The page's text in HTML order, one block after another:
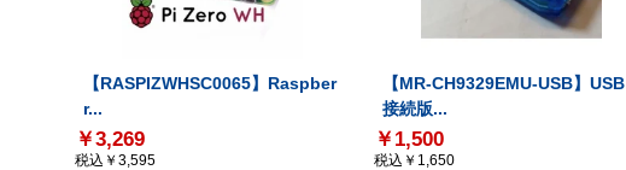
【RASPIZWHSC0065】Raspber
r...
￥3,269
税込￥3,595
【MR-CH9329EMU-USB】USB
接続版...
￥1,500
税込￥1,650